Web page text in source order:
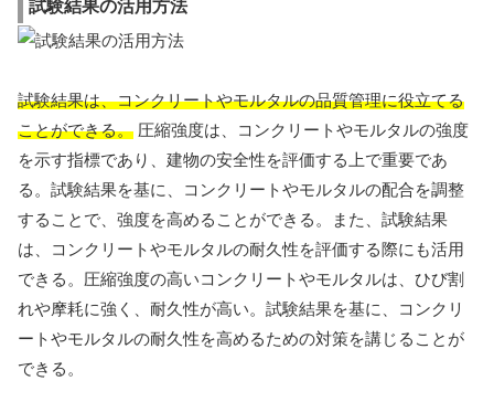
試験結果の活用方法
試験結果は、コンクリートやモルタルの品質管理に役立てる
ことができる。 圧縮強度は、コンクリートやモルタルの強度
を示す指標であり、建物の安全性を評価する上で重要であ
る。試験結果を基に、コンクリートやモルタルの配合を調整
することで、強度を高めることができる。また、試験結果
は、コンクリートやモルタルの耐久性を評価する際にも活用
できる。圧縮強度の高いコンクリートやモルタルは、ひび割
れや摩耗に強く、耐久性が高い。試験結果を基に、コンクリ
ートやモルタルの耐久性を高めるための対策を講じることが
できる。